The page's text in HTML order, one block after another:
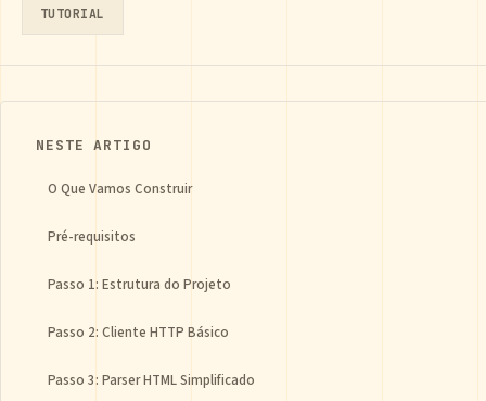
TUTORIAL
NESTE ARTIGO
O Que Vamos Construir
Pré-requisitos
Passo 1: Estrutura do Projeto
Passo 2: Cliente HTTP Básico
Passo 3: Parser HTML Simplificado